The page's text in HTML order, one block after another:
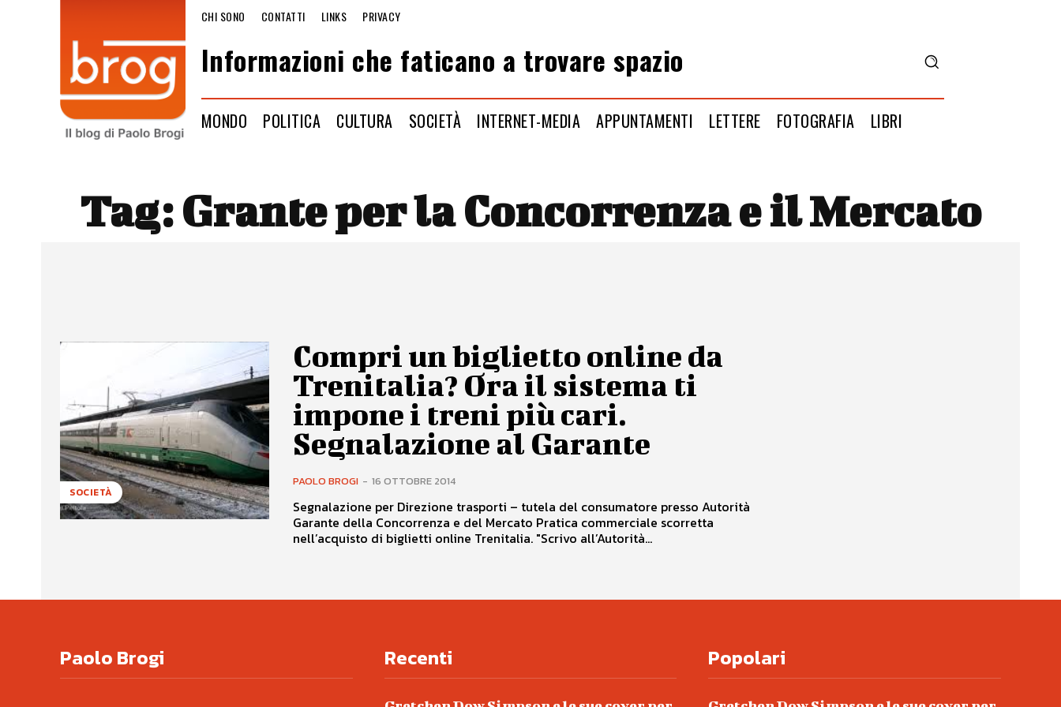
CHI SONO CONTATTI LINKS PRIVACY
Informazioni che faticano a trovare spazio
MONDO POLITICA CULTURA SOCIETÀ INTERNET-MEDIA APPUNTAMENTI LETTERE FOTOGRAFIA LIBRI
Tag:Grante per la Concorrenza e il Mercato
SOCIETÀ
Compri un biglietto online da
Trenitalia? Ora il sistema ti
impone i treni più cari.
Segnalazione al Garante
PAOLO BROGI - 16 OTTOBRE 2014
Segnalazione per Direzione trasporti – tutela del consumatore presso Autorità
Garante della Concorrenza e del Mercato Pratica commerciale scorretta
nell’acquisto di biglietti online Trenitalia. "Scrivo all’Autorità...
Paolo Brogi Recenti Popolari